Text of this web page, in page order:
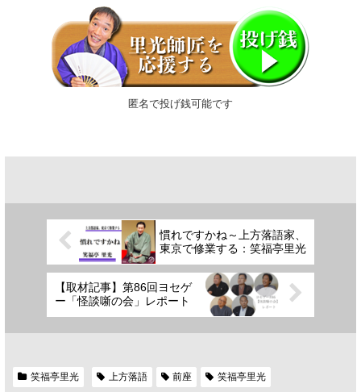
匿名で投げ銭可能です
慣れですかね～上方落語家、
東京で修業する：笑福亭里光
【取材記事】第86回ヨセゲ
ー「怪談噺の会」レポート
笑福亭里光 上方落語 前座 笑福亭里光